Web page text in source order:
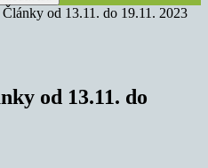
od 13.11. do 19.11. 2023
od 13.11. do